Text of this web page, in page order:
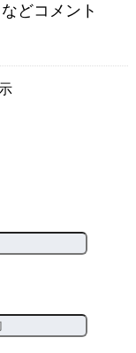
どコメント